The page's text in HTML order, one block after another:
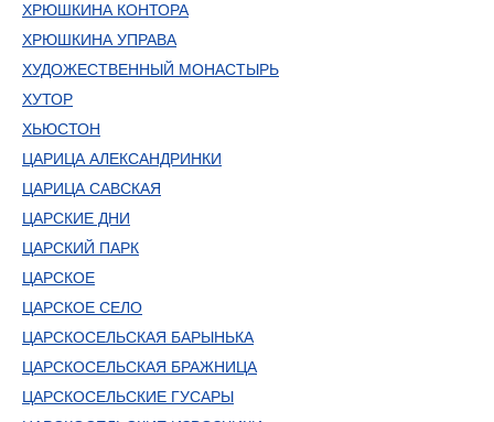
ХРЮШКИНА КОНТОРА
ХРЮШКИНА УПРАВА
ХУДОЖЕСТВЕННЫЙ МОНАСТЫРЬ
ХУТОР
ХЬЮСТОН
ЦАРИЦА АЛЕКСАНДРИНКИ
ЦАРИЦА САВСКАЯ
ЦАРСКИЕ ДНИ
ЦАРСКИЙ ПАРК
ЦАРСКОЕ
ЦАРСКОЕ СЕЛО
ЦАРСКОСЕЛЬСКАЯ БАРЫНЬКА
ЦАРСКОСЕЛЬСКАЯ БРАЖНИЦА
ЦАРСКОСЕЛЬСКИЕ ГУСАРЫ